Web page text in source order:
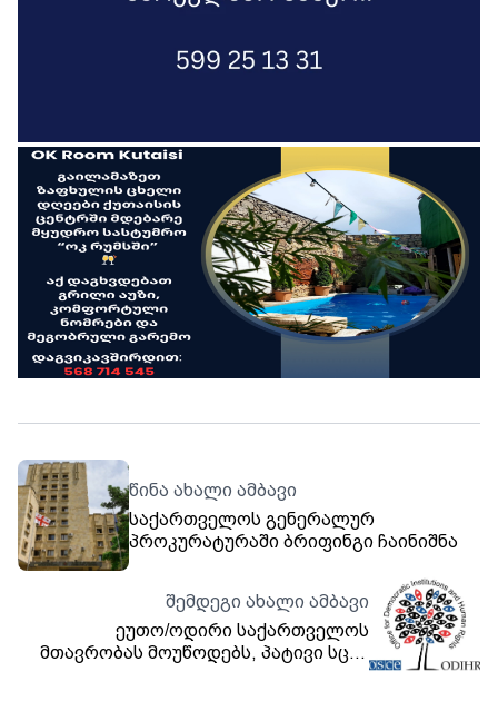
წინა ახალი ამბავი
საქართველოს გენერალურ
პროკურატურაში ბრიფინგი ჩაინიშნა
შემდეგი ახალი ამბავი
ეუთო/ოდირი საქართველოს
მთავრობას მოუწოდებს, პატივი სცეს